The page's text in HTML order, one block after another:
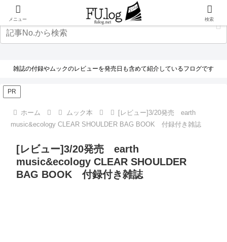
雑誌の付録やムックのレビューを発売日も含めて紹介しているフログです
PR
ホーム ムック本
[レビュー]3/20発売 earth
music&ecology CLEAR SHOULDER BAG BOOK 付録付き雑誌
[レビュー]3/20発売 earth
music&ecology CLEAR SHOULDER
BAG BOOK 付録付き雑誌
メニュー 検索